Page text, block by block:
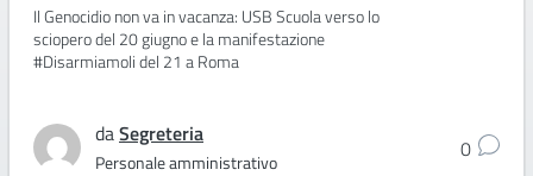
Il Genocidio non va in vacanza: USB Scuola verso lo
sciopero del 20 giugno e la manifestazione
#Disarmiamoli del 21 a Roma
daSegreteria
Personale amministrativo 0